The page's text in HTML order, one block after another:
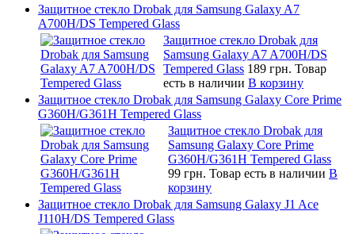
Защитное стекло Drobak для Samsung Galaxy A7
A700H/DS Tempered Glass
Защитное стекло Drobak для
Samsung Galaxy A7 A700H/DS
Tempered Glass 189 грн. Товар
есть в наличии В корзину
Защитное стекло Drobak для Samsung Galaxy Core Prime
G360H/G361H Tempered Glass
Защитное стекло Drobak для
Samsung Galaxy Core Prime
G360H/G361H Tempered Glass
99 грн. Товар есть в наличии В
корзину
Защитное стекло Drobak для Samsung Galaxy J1 Ace
J110H/DS Tempered Glass